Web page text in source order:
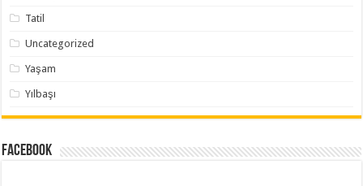
Tatil
Uncategorized
Yaşam
Yılbaşı
Facebook